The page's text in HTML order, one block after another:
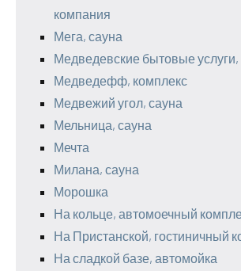
компания
Мега, сауна
Медведевские бытовые услуги,
Медведефф, комплекс
Медвежий угол, сауна
Мельница, сауна
Мечта
Милана, сауна
Морошка
На кольце, автомоечный
На Пристанской, гостиничный
На сладкой базе, автомойка